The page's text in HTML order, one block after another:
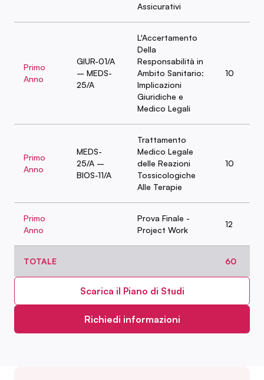
Assicurativi
Primo
Anno
GIUR-01/A
– MEDS-
25/A
L'Accertamento
Della
Responsabilità in
Ambito Sanitario:
Implicazioni
Giuridiche e
Medico Legali
10
Primo
Anno
MEDS-
25/A –
BIOS-11/A
Trattamento
Medico Legale
delle Reazioni
Tossicologiche
Alle Terapie
10
Primo
Anno
Prova Finale -
Project Work
12
TOTALE 60
Scarica il Piano di Studi
Richiedi informazioni